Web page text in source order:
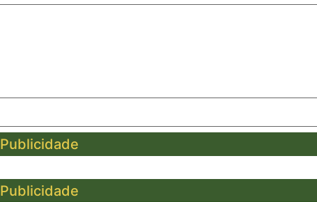
Publicidade
Publicidade